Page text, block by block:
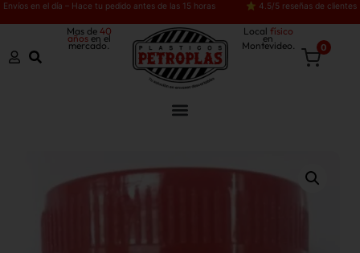
Envíos en el día – Hace tu pedido antes de las 15 horas ⭐ 4.5/5 reseñas de clientes
Mas de 40
añosen el
mercado.
Local físico
en
Montevideo. 0